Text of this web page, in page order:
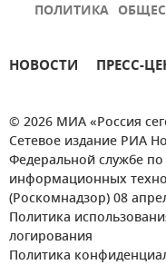
ПОЛИТИКА
НОВОСТИ ПРЕСС-
© 2026 МИА «Россия
Сетевое издание РИА
Федеральной службе
информационных
(Роскомнадзор) 08
Политика
логирования
Политика